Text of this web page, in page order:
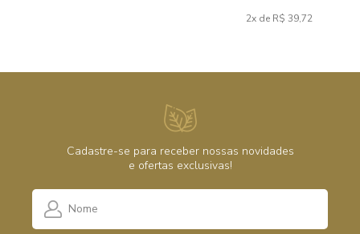
2x de R$ 39,72
Cadastre-se para receber nossas novidades
e ofertas exclusivas!